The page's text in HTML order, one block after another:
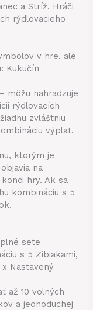
a Stríž. Hráči
rýdlovacieho
v hre, ale
Kukučín
môžu nahradzuje
rýdlovacích
zvláštniu
výplat.
ktorým je
na
hry. Ak sa
kombináciu s 5
sete
s 5 Zibiakami,
Nastavený
až 10 volných
a jednoduchej